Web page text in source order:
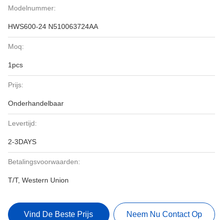
Modelnummer:
HWS600-24 N510063724AA
Moq:
1pcs
Prijs:
Onderhandelbaar
Levertijd:
2-3DAYS
Betalingsvoorwaarden:
T/T, Western Union
Vind De Beste Prijs Neem Nu Contact Op